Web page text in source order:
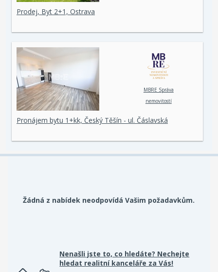
Prodej, Byt 2+1, Ostrava
MBRE Správa
nemovitostí
Pronájem bytu 1+kk, Český Těšín - ul. Čáslavská
Žádná z nabídek neodpovídá Vašim požadavkům.
Nenašli jste to, co hledáte? Nechejte
hledat realitní kanceláře za Vás!